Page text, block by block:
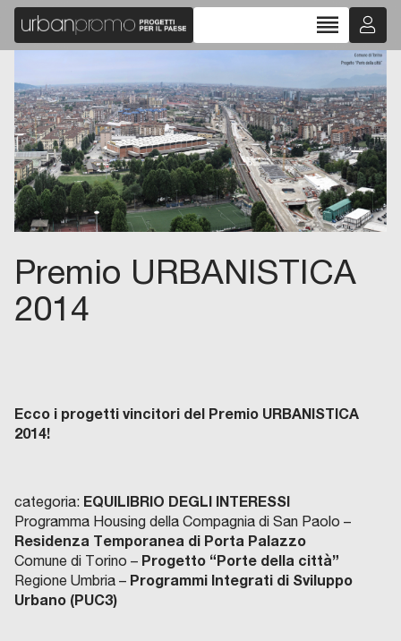
reorder
Premio URBANISTICA
2014
Ecco i progetti vincitori del Premio URBANISTICA
2014!
categoria: EQUILIBRIO DEGLI INTERESSI
Programma Housing della Compagnia di San Paolo –
Residenza Temporanea di Porta Palazzo
Comune di Torino – Progetto “Porte della città”
Regione Umbria – Programmi Integrati di Sviluppo
Urbano (PUC3)